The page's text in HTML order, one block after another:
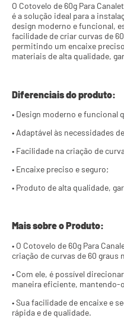
O Cotovelo de 60g Para
é a solução ideal para a
design moderno e funcional,
facilidade de criar curvas de
permitindo um encaixe
materiais de alta qualidade,
Diferenciais do produto:
• Design moderno e funcional
• Adaptável às necessidades
• Facilidade na criação de
• Encaixe preciso e seguro;
• Produto de alta qualidade,
Mais sobre o Produto:
• O Cotovelo de 60g Para
criação de curvas de 60 graus
• Com ele, é possível
maneira eficiente, mantendo-
• Sua facilidade de encaixe e
rápida e de qualidade.